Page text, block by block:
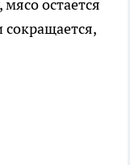
остается